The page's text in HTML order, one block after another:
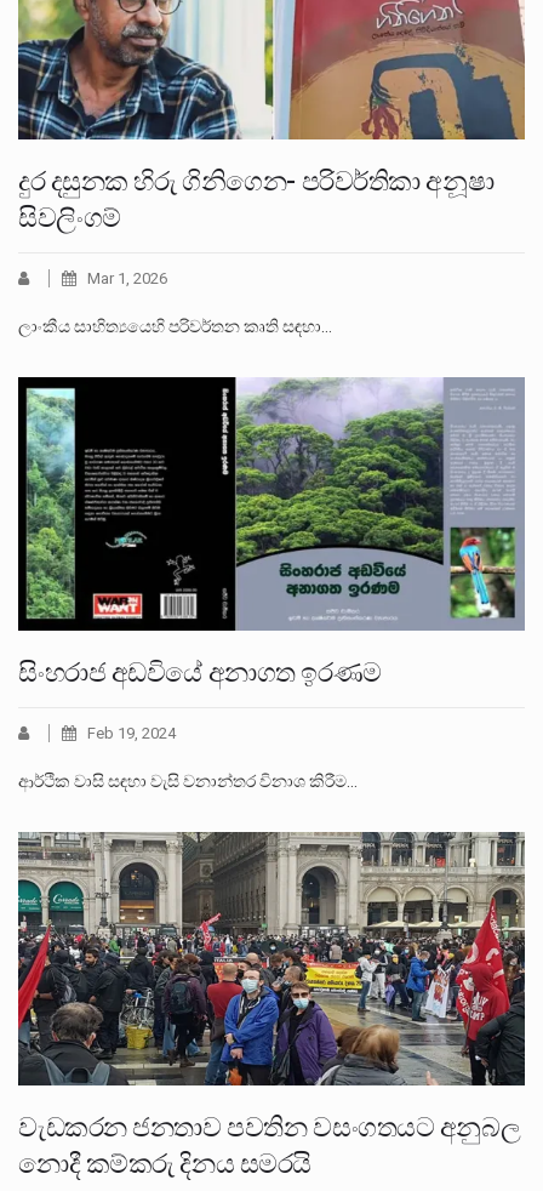
දුර දසුනක හිරු ගිනිගෙන- පරිවර්තිකා අනූෂා
සිවලිංගම්
Mar 1, 2026
ලාංකීය සාහිත්‍යයෙහි පරිවර්තන කෘති සඳහා…
සිංහරාජ අඩවියේ අනාගත ඉරණම
Feb 19, 2024
ආර්ථික වාසි සඳහා වැසි වනාන්තර විනාශ කිරීම…
වැඩකරන ජනතාව පවතින වසංගතයට අනුබල
නොදී කම්කරු දිනය සමරයි